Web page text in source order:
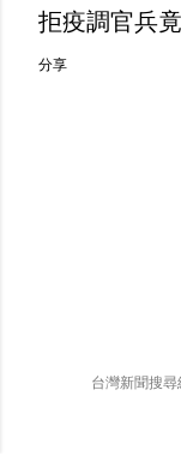
拒疫調官兵
分享
台灣新聞搜